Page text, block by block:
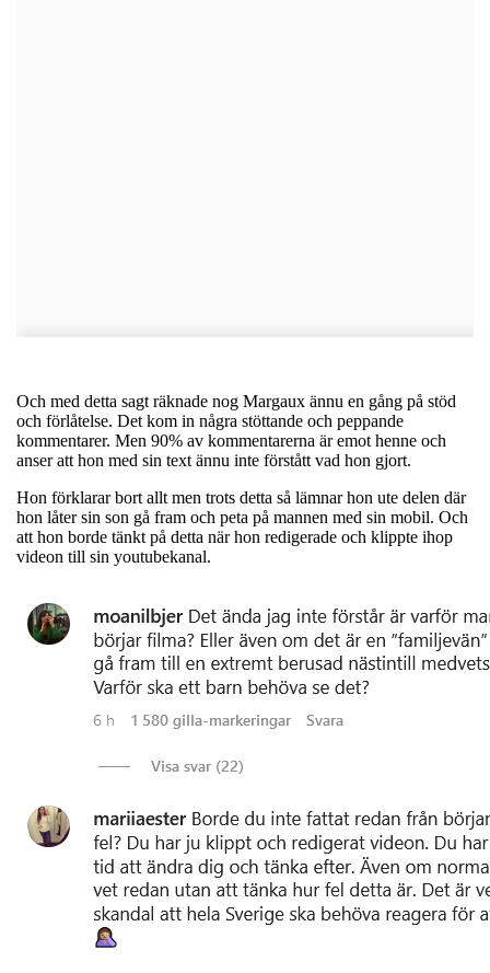
Och med detta sagt räknade nog Margaux ännu en gång på stöd
och förlåtelse. Det kom in några stöttande och peppande
kommentarer. Men 90% av kommentarerna är emot henne och
anser att hon med sin text ännu inte förstått vad hon gjort.
Hon förklarar bort allt men trots detta så lämnar hon ute delen där
hon låter sin son gå fram och peta på mannen med sin mobil. Och
att hon borde tänkt på detta när hon redigerade och klippte ihop
videon till sin youtubekanal.